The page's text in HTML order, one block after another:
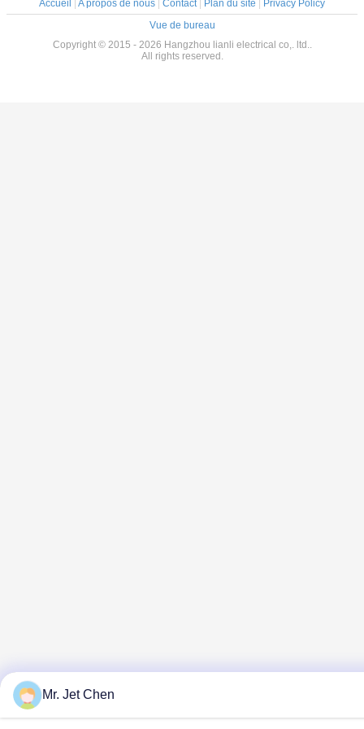
Accueil | A propos de nous | Contact| Plan du site | Privacy Policy
Vue de bureau
Copyright © 2015 - 2026 Hangzhou lianli electrical co,. ltd..
All rights reserved.
Mr. Jet Chen